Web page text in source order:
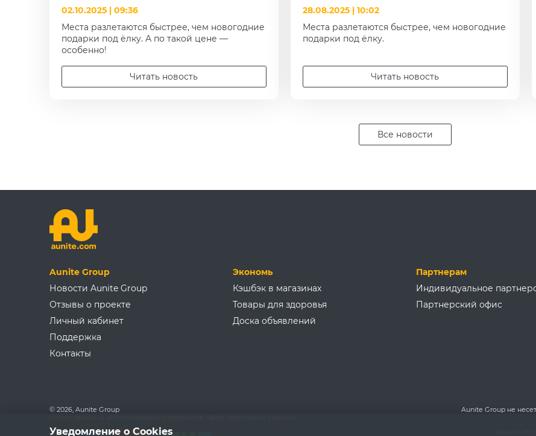
02.10.2025 | 09:36
Места разлетаются быстрее, чем новогодние
подарки под ёлку. А по такой цене —
особенно!
Читать новость
28.08.2025 | 10:02
Места разлетаются быстрее, чем новогодние
подарки под ёлку.
Читать новость
Все новости
Aunite Group
Новости Aunite Group
Отзывы о проекте
Личный кабинет
Поддержка
Контакты
Экономь
Кэшбэк в магазинах
Товары для здоровья
Доска объявлений
Партнерам
Индивидуальное
Партнерский офис
Aunite Group не
© 2026, Aunite Group
Уведомление о Cookies